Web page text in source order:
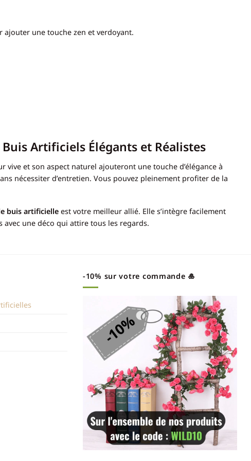
une touche zen et verdoyant.
Artificiels Élégants et Réalistes
et son aspect naturel ajouteront une touche d’élégance à
nécessiter d’entretien. Vous pouvez pleinement profiter de la
buis artificielle est votre meilleur allié. Elle s’intègre facilement
avec une déco qui attire tous les regards.
-10% sur votre commande 🎍